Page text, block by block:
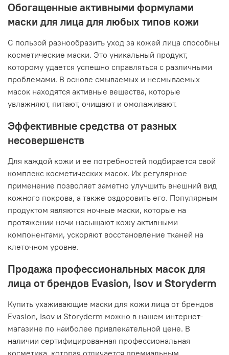
Обогащенные активными формулами
маски для лица для любых типов кожи
С пользой разнообразить уход за кожей лица способны
косметические маски. Это уникальный продукт,
которому удается успешно справляться с различными
проблемами. В основе смываемых и несмываемых
масок находятся активные вещества, которые
увлажняют, питают, очищают и омолаживают.
Эффективные средства от разных
несовершенств
Для каждой кожи и ее потребностей подбирается свой
комплекс косметических масок. Их регулярное
применение позволяет заметно улучшить внешний вид
кожного покрова, а также оздоровить его. Популярным
продуктом являются ночные маски, которые на
протяжении ночи насыщают кожу активными
компонентами, ускоряют восстановление тканей на
клеточном уровне.
Продажа профессиональных масок для
лица от брендов Evasion, Isov и Storyderm
Купить ухаживающие маски для кожи лица от брендов
Evasion, Isov и Storyderm можно в нашем интернет-
магазине по наиболее привлекательной цене. В
наличии сертифицированная профессиональная